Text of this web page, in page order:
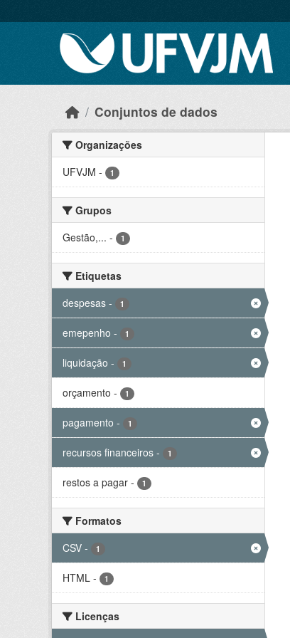
Conjuntos de dados
Organizações
UFVJM - 1
Grupos
Gestão,... - 1
Etiquetas
despesas - 1
emepenho - 1
liquidação - 1
orçamento - 1
pagamento - 1
recursos financeiros - 1
restos a pagar - 1
Formatos
CSV - 1
HTML - 1
Licenças